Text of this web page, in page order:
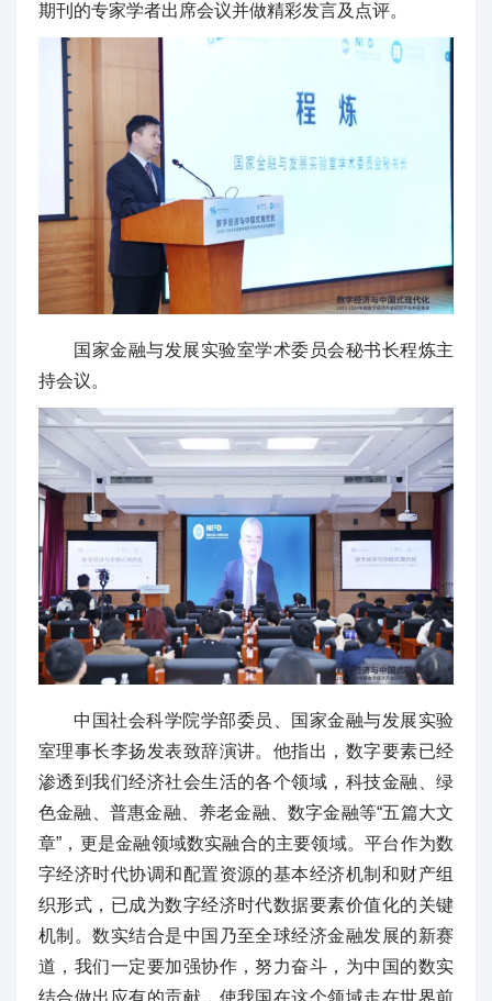
期刊的专家学者出席会议并做精彩发言及点评。
国家金融与发展实验室学术委员会秘书长程炼主
持会议。
中国社会科学院学部委员、国家金融与发展实验
室理事长李扬发表致辞演讲。他指出，数字要素已经
渗透到我们经济社会生活的各个领域，科技金融、绿
色金融、普惠金融、养老金融、数字金融等“五篇大文
章”，更是金融领域数实融合的主要领域。平台作为数
字经济时代协调和配置资源的基本经济机制和财产组
织形式，已成为数字经济时代数据要素价值化的关键
机制。数实结合是中国乃至全球经济金融发展的新赛
道，我们一定要加强协作，努力奋斗，为中国的数实
结合做出应有的贡献，使我国在这个领域走在世界前